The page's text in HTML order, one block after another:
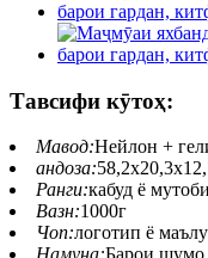
Тавсифи кӯтоҳ:
Мавод:Нейлон +
андоза:
Ранги:кабуд ё
Вазн:1000г
Чоп:логотип ё